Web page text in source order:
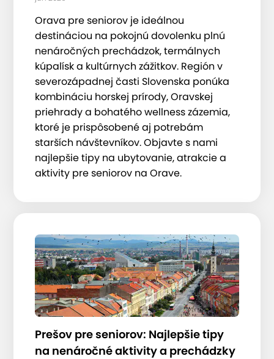
Orava pre seniorov je ideálnou
destináciou na pokojnú dovolenku plnú
nenáročných prechádzok, termálnych
kúpalísk a kultúrnych zážitkov. Región v
severozápadnej časti Slovenska ponúka
kombináciu horskej prírody, Oravskej
priehrady a bohatého wellness zázemia,
ktoré je prispôsobené aj potrebám
starších návštevníkov. Objavte s nami
najlepšie tipy na ubytovanie, atrakcie a
aktivity pre seniorov na Orave.
Prešov pre seniorov: Najlepšie tipy
na nenáročné aktivity a prechádzky